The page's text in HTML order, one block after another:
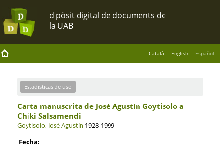
Català English Español
Estadísticas de uso
Carta manuscrita de José Agustín Goytisolo a
Chiki Salsamendi
Goytisolo, José Agustín 1928-1999
Fecha: